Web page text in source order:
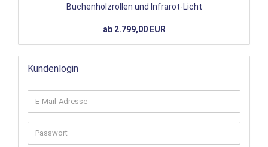
Buchenholzrollen und Infrarot-Licht
ab 2.799,00 EUR
Kundenlogin